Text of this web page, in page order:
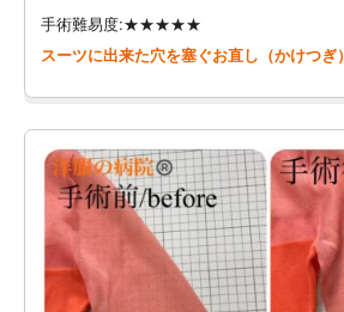
手術難易度:★★★★★
スーツに出来た穴を塞ぐお直し（かけつぎ）